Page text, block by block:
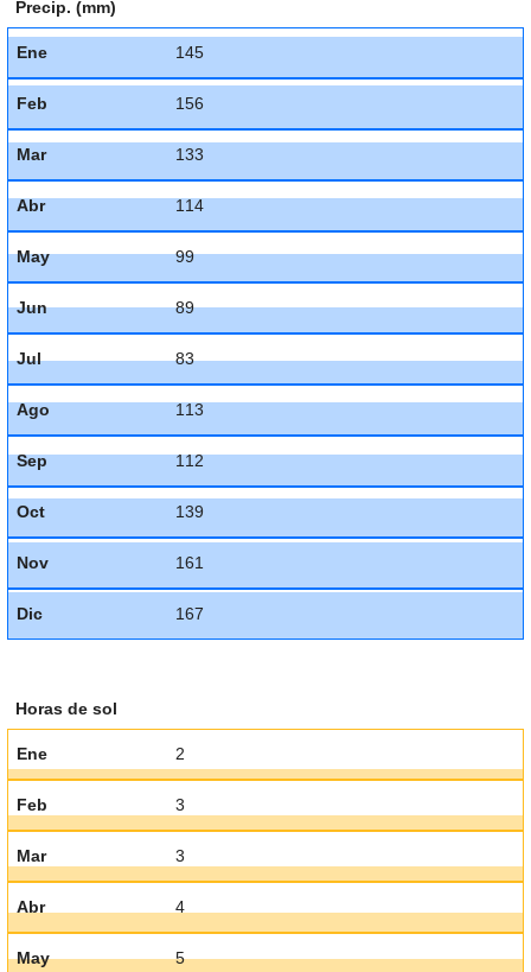
Precip. (mm)
Ene 145
Feb 156
Mar 133
Abr 114
May 99
Jun 89
Jul 83
Ago 113
Sep 112
Oct 139
Nov 161
Dic 167
Horas de sol
Ene 2
Feb 3
Mar 3
Abr 4
May 5